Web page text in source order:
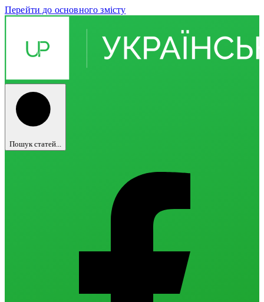
Перейти до основного змісту
Пошук статей...